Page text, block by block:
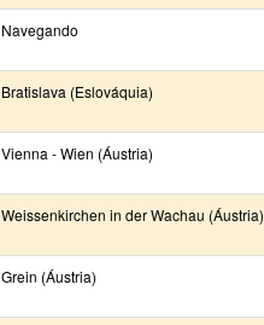
Navegando
Bratislava (Eslováquia)
Vienna - Wien (Áustria)
Weissenkirchen in der Wachau (Áustria)
Grein (Áustria)